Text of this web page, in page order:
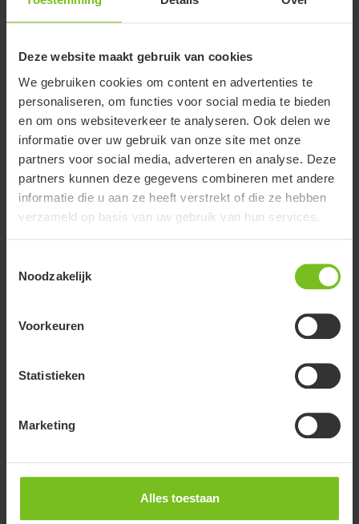
Deze website maakt gebruik van cookies
We gebruiken cookies om content en advertenties te
personaliseren, om functies voor social media te bieden
en om ons websiteverkeer te analyseren. Ook delen we
informatie over uw gebruik van onze site met onze
partners voor social media, adverteren en analyse. Deze
partners kunnen deze gegevens combineren met andere
informatie die u aan ze heeft verstrekt of die ze hebben
verzameld op basis van uw gebruik van hun services.
Noodzakelijk
Voorkeuren
Statistieken
Marketing
Alles toestaan